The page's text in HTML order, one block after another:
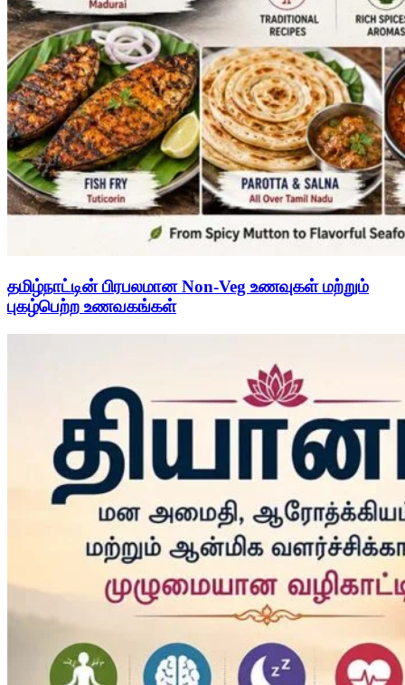
தமிழ்நாட்டின் பிரபலமான Non-Veg உணவுகள் மற்றும்
புகழ்பெற்ற உணவகங்கள்